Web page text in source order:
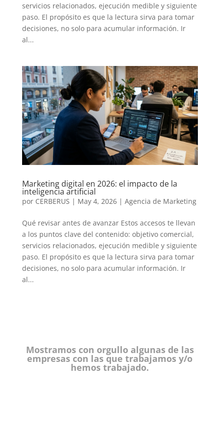
servicios relacionados, ejecución medible y siguiente
paso. El propósito es que la lectura sirva para tomar
decisiones, no solo para acumular información. Ir
al...
Marketing digital en 2026: el impacto de la
inteligencia artificial
por CERBERUS | May 4, 2026| Agencia de Marketing
Qué revisar antes de avanzar Estos accesos te llevan
a los puntos clave del contenido: objetivo comercial,
servicios relacionados, ejecución medible y siguiente
paso. El propósito es que la lectura sirva para tomar
decisiones, no solo para acumular información. Ir
al...
Mostramos con orgullo algunas de las
empresas con las que trabajamos y/o
hemos trabajado.